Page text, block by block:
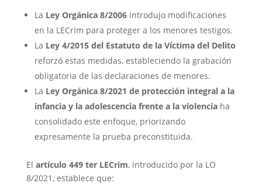
La Ley Orgánica 8/2006introdujo modificaciones
en la LECrim para proteger a los menores testigos.
La Ley 4/2015 del Estatuto de la Víctima del Delito
reforzó estas medidas, estableciendo la grabación
obligatoria de las declaraciones de menores.
La Ley Orgánica 8/2021 de protección integral a la
infancia y la adolescencia frente a la violenciaha
consolidado este enfoque, priorizando
expresamente la prueba preconstituida.
El artículo 449 ter LECrim, introducido por la LO
8/2021, establece que: